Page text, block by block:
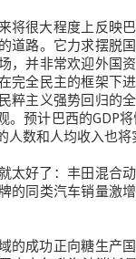
将很大程度上反映
道路。它力求摆脱
，并非常欢迎外国
完全民主的框架下
粹主义强势回归的
。预计巴西的GDP
人数和人均收入也将
太好了：丰田混合
的同类汽车销量激
的成功正向糖生产